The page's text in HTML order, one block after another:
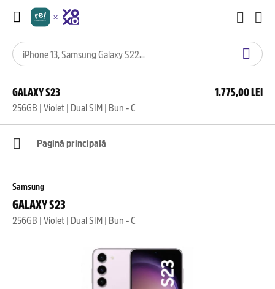
GALAXY S23
256GB | Violet | Dual SIM | Bun - C
1.775,00 LEI
Pagină principală
Samsung
GALAXY S23
256GB | Violet | Dual SIM | Bun - C